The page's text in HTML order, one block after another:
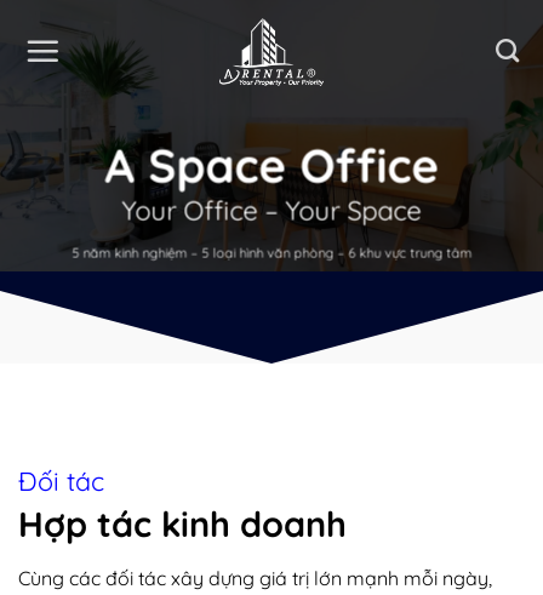
qua
A Space Office
Your Office – Your Space
5 năm kinh nghiệm – 5 loại hình văn phòng – 6 khu vực trung tâm
Đối tác
Hợp tác kinh doanh
Cùng các đối tác xây dựng giá trị lớn mạnh mỗi ngày,